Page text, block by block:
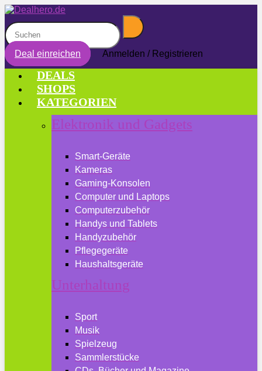
Deal einreichen Anmelden / Registrieren
DEALS
SHOPS
KATEGORIEN
Elektronik und Gadgets
Smart-Geräte
Kameras
Gaming-Konsolen
Computer und Laptops
Computerzubehör
Handys und Tablets
Handyzubehör
Pflegegeräte
Haushaltsgeräte
Unterhaltung
Sport
Musik
Spielzeug
Sammlerstücke